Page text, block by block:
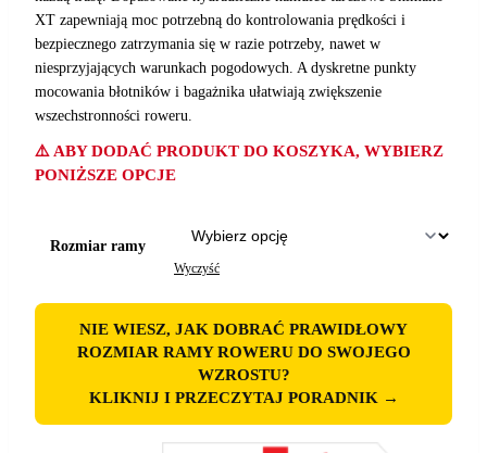
XT zapewniają moc potrzebną do kontrolowania prędkości i
bezpiecznego zatrzymania się w razie potrzeby, nawet w
niesprzyjających warunkach pogodowych. A dyskretne punkty
mocowania błotników i bagażnika ułatwiają zwiększenie
wszechstronności roweru.
⚠️ ABY DODAĆ PRODUKT DO KOSZYKA, WYBIERZ
PONIŻSZE OPCJE
Rozmiar ramy
Wyczyść
NIE WIESZ, JAK DOBRAĆ PRAWIDŁOWY
ROZMIAR RAMY ROWERU DO SWOJEGO
WZROSTU?
KLIKNIJ I PRZECZYTAJ PORADNIK →